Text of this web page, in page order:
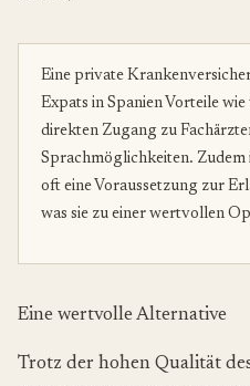
Eine private
Expats in Spanien Vorteile
direkten Zugang zu
Sprachmöglichkeiten.
oft eine Voraussetzung zur
was sie zu einer wertvollen
Eine wertvolle Alternative
Trotz der hohen Qualität